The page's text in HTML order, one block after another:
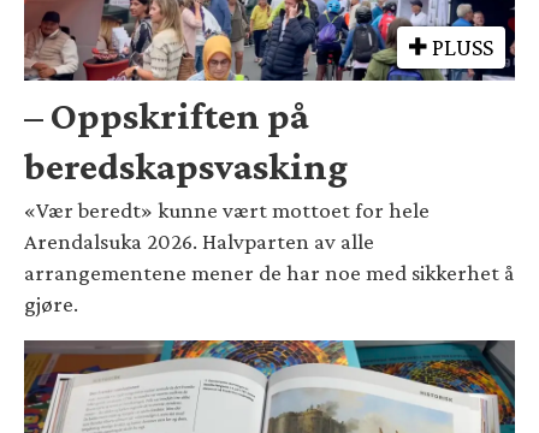
PLUSS
– Oppskriften på
beredskapsvasking
«Vær beredt» kunne vært mottoet for hele
Arendalsuka 2026. Halvparten av alle
arrangementene mener de har noe med sikkerhet å
gjøre.